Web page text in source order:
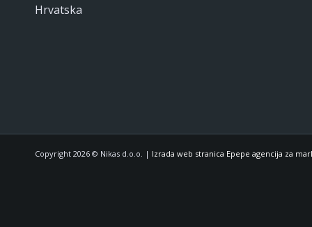
Hrvatska
Copyright 2026 © Nikas d.o.o. | Izrada web stranica Epepe agencija za